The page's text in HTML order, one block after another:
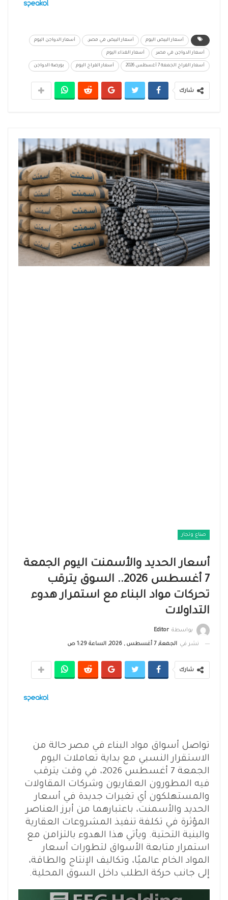
أسعار البيض اليوم أسعار البيض في مصر. أسعار الدواجن اليوم
أسعار الدواجن في مصر أسعار الغذاء اليوم
أسعار الفراخ الجمعة 7 أغسطس 2026 أسعار الفراخ اليوم بورصة الدواجن
شارك
صناع وتجار
أسعار الحديد والأسمنت اليوم الجمعة
7 أغسطس 2026.. السوق يترقب
تحركات مواد البناء مع استمرار هدوء
التداولات
بواسطة Editor
نشر في الجمعة, 7 أغسطس , 2026, الساعة 1:29 ص
شارك
تواصل أسواق مواد البناء في مصر حالة من
الاستقرار النسبي مع بداية تعاملات اليوم
الجمعة 7 أغسطس 2026، في وقت يترقب
فيه المطورون العقاريون وشركات المقاولات
والمستهلكون أي تغيرات جديدة في أسعار
الحديد والأسمنت، باعتبارهما من أبرز العناصر
المؤثرة في تكلفة تنفيذ المشروعات العقارية
والبنية التحتية. ويأتي هذا الهدوء بالتزامن مع
استمرار متابعة الأسواق لتطورات أسعار
المواد الخام عالميًا، وتكاليف الإنتاج والطاقة،
إلى جانب حركة الطلب داخل السوق المحلية.